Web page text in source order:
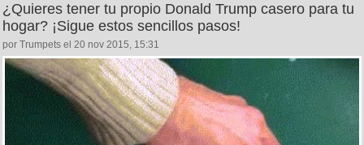
¿Quieres tener tu propio Donald Trump casero para tu
hogar? ¡Sigue estos sencillos pasos!
por Trumpets el 20 nov 2015, 15:31